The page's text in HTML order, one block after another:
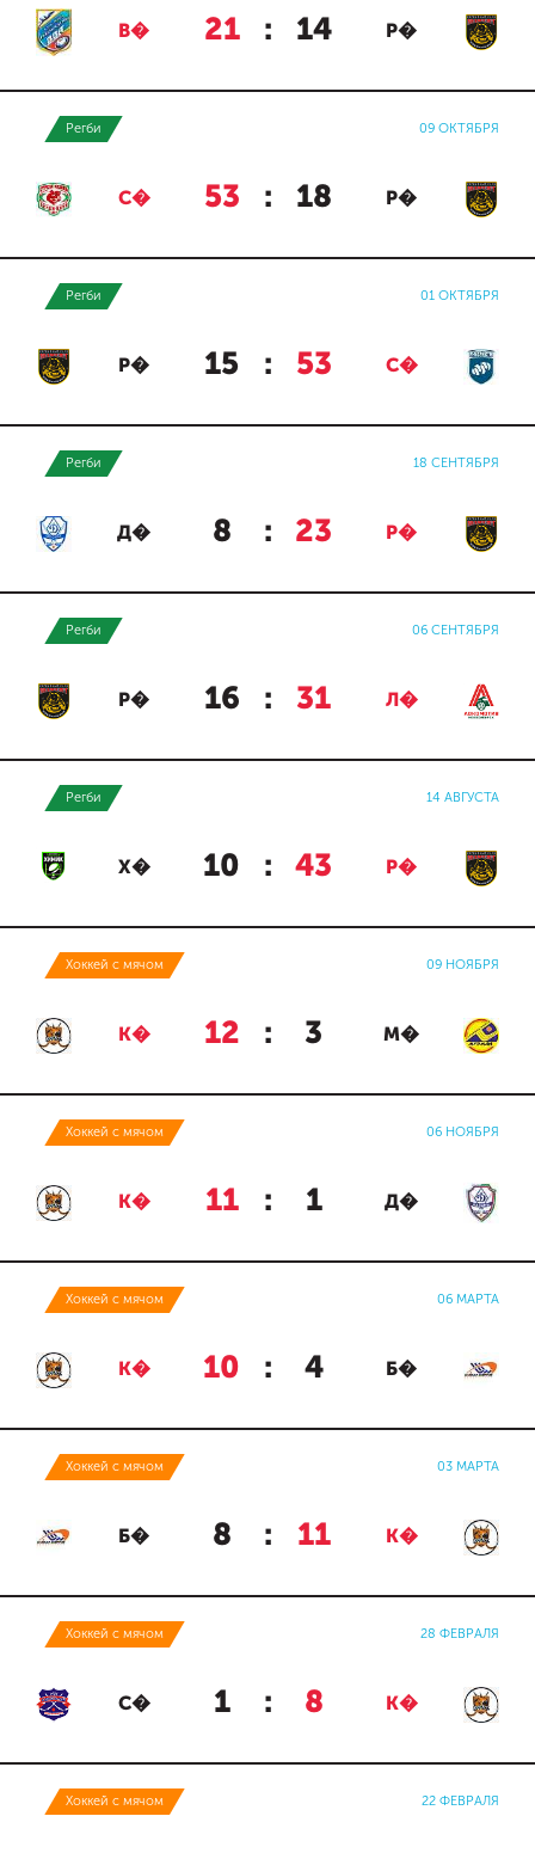
В� 21 : 14 Р�
Регби 09 ОКТЯБРЯ
С� 53 : 18 Р�
Регби 01 ОКТЯБРЯ
Р� 15 : 53 С�
Регби 18 СЕНТЯБРЯ
Д� 8 : 23 Р�
Регби 06 СЕНТЯБРЯ
Р� 16 : 31 Л�
Регби 14 АВГУСТА
Х� 10 : 43 Р�
Хоккей с мячом 09 НОЯБРЯ
К� 12 : 3 М�
Хоккей с мячом 06 НОЯБРЯ
К� 11 : 1 Д�
Хоккей с мячом 06 МАРТА
К� 10 : 4 Б�
Хоккей с мячом 03 МАРТА
Б� 8 : 11 К�
Хоккей с мячом 28 ФЕВРАЛЯ
С� 1 : 8 К�
Хоккей с мячом 22 ФЕВРАЛЯ